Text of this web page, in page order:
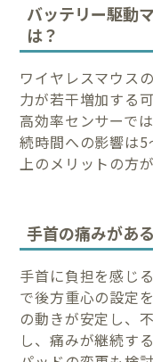
バッテリー駆動
は？
ワイヤレスマウス
力が若干増加する
高効率センサーで
続時間への影響は
上のメリットの方
手首の痛みがあ
手首に負担を感じ
で後方重心の設定
の動きが安定し、
し、痛みが継続す